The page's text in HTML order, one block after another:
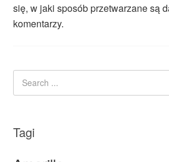
się, w jaki sposób przetwarzane są
komentarzy.
Tagi